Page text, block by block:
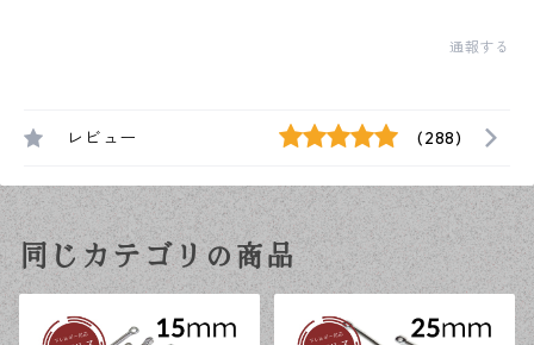
通報する
レビュー (288)
同じカテゴリの商品